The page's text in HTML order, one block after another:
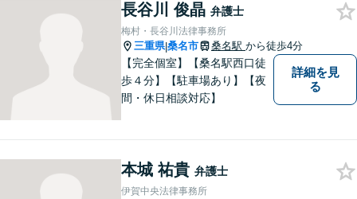
解決できる問題もありますの
で、 お気軽にご相談くださ
い。
長谷川 俊晶 弁護士
梅村・長谷川法律事務所
三重県|桑名市 桑名駅 から徒歩4分
【完全個室】【桑名駅西口徒
歩４分】【駐車場あり】【夜
間・休日相談対応】
詳細を見
る
本城 祐貴 弁護士
伊賀中央法律事務所